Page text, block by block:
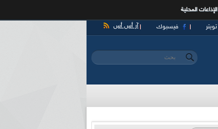
الإذاعات المحلية
آر أس أس فيسبوك تويتر
استمارة البحث
‏بحث ‏